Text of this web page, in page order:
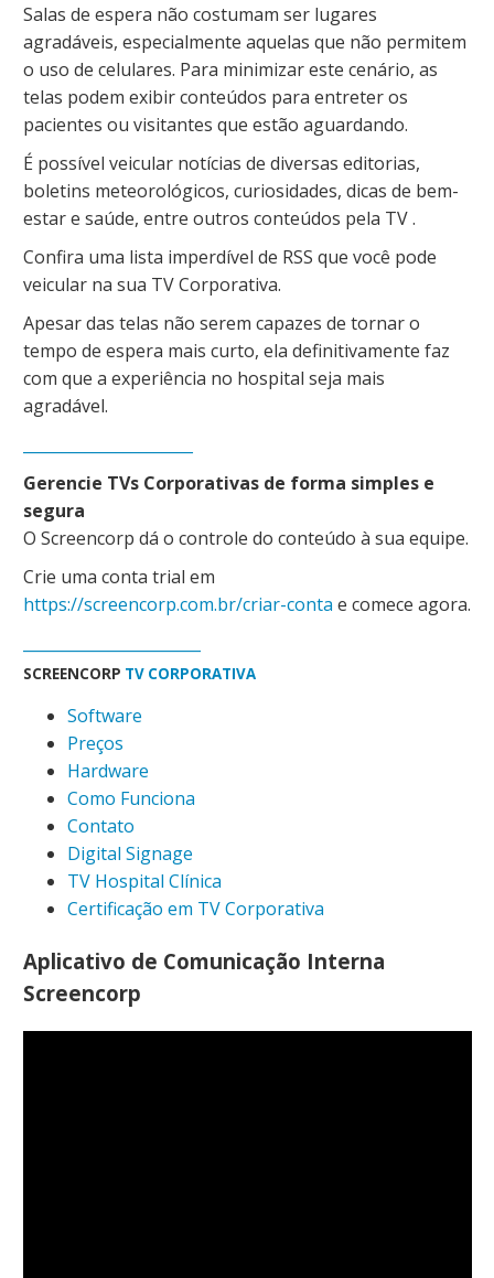
Salas de espera não costumam ser lugares
agradáveis, especialmente aquelas que não permitem
o uso de celulares. Para minimizar este cenário, as
telas podem exibir conteúdos para entreter os
pacientes ou visitantes que estão aguardando.
É possível veicular notícias de diversas editorias,
boletins meteorológicos, curiosidades, dicas de bem-
estar e saúde, entre outros conteúdos pela TV .
Confira uma lista imperdível de RSS que você pode
veicular na sua TV Corporativa.
Apesar das telas não serem capazes de tornar o
tempo de espera mais curto, ela definitivamente faz
com que a experiência no hospital seja mais
agradável.
Gerencie TVs Corporativas de forma simples e
segura
O Screencorp dá o controle do conteúdo à sua equipe.
Crie uma conta trial em
https://screencorp.com.br/criar-conta e comece agora.
SCREENCORP TV CORPORATIVA
Software
Preços
Hardware
Como Funciona
Contato
Digital Signage
TV Hospital Clínica
Certificação em TV Corporativa
Aplicativo de Comunicação Interna
Screencorp